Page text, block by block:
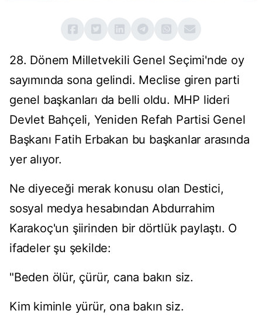
28. Dönem Milletvekili Genel Seçimi'nde oy
sayımında sona gelindi. Meclise giren parti
genel başkanları da belli oldu. MHP lideri
Devlet Bahçeli, Yeniden Refah Partisi Genel
Başkanı Fatih Erbakan bu başkanlar arasında
yer alıyor.
Ne diyeceği merak konusu olan Destici,
sosyal medya hesabından Abdurrahim
Karakoç'un şiirinden bir dörtlük paylaştı. O
ifadeler şu şekilde:
"Beden ölür, çürür, cana bakın siz.
Kim kiminle yürür, ona bakın siz.